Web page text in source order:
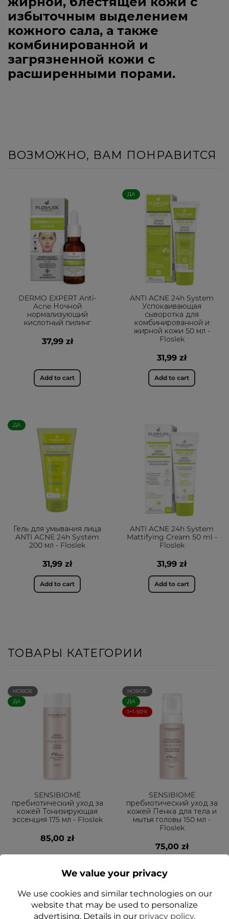
избыточным выделением
кожного сала, а также
комбинированной и
загрязненной кожи с
расширенными порами.
ВОЗМОЖНО, ВАМ ПОНРАВИТСЯ
DERMO EXPERT Anti-
Acne Ночной
нормализующий
кислотный пилинг
37,99 zł
Add to cart
ДА
ANTI ACNE 24h System
Успокаивающая
сыворотка для
комбинированной и
жирной кожи 50 мл -
Floslek
31,99 zł
Add to cart
ДА
Гель для умывания лица
ANTI ACNE 24h System
200 мл - Floslek
31,99 zł
Add to cart
ANTI ACNE 24h System
Mattifying Cream 50 ml -
Floslek
31,99 zł
Add to cart
ТОВАРЫ КАТЕГОРИИ
НОВОЕ
ДА
SENSIBIOMÉ
пребиотический уход за
кожей Тонизирующая
эссенция 175 мл - Floslek
85,00 zł
НОВОЕ
ДА
1+1-50%
SENSIBIOMÉ
пребиотический уход за
кожей Пенка для тела и
мытья головы 150 мл -
Floslek
75,00 zł
НОВОЕ
We value your privacy
We use cookies and similar technologies on our
website that may be used to personalize
advertising. Details in our privacy policy.